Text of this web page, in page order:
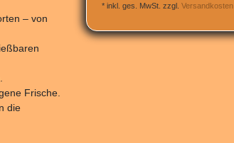
– von
Frische.
die
* inkl. ges. MwSt. zzgl. Versandkosten